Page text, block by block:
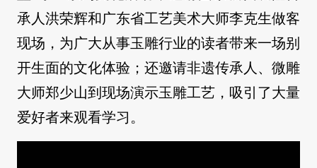
承人洪荣辉和广东省工艺美术大师李克生做客
现场，为广大从事玉雕行业的读者带来一场别
开生面的文化体验；还邀请非遗传承人、微雕
大师郑少山到现场演示玉雕工艺，吸引了大量
爱好者来观看学习。